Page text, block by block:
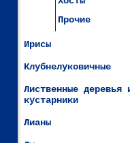
Прочие
Ирисы
Клубнелуковичные
Лиственные деревья
кустарники
Лианы